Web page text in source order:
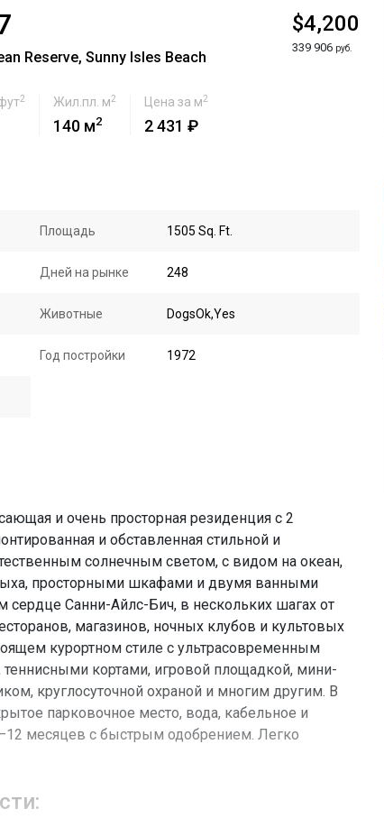
Reserve, Sunny Isles Beach
$4,200
339 906 руб.
2 Жил.пл. м2
140 м2
Цена за м2
2 431 ₽
Площадь 1505 Sq. Ft.
Дней на рынке 248
Животные DogsOk,Yes
Год постройки 1972
и очень просторная резиденция с 2
и обставленная стильной и
солнечным светом, с видом на океан,
просторными шкафами и двумя ванными
Санни-Айлс-Бич, в нескольких шагах от
магазинов, ночных клубов и культовых
курортном стиле с ультрасовременным
кортами, игровой площадкой, мини-
круглосуточной охраной и многим другим. В
парковочное место, вода, кабельное и
месяцев с быстрым одобрением. Легко